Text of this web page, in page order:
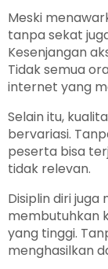
Meski
tanpa sekat
Kesenjangan
Tidak semua
internet yang
Selain itu,
bervariasi.
peserta bisa
tidak relevan.
Disiplin diri
membutuhkan
yang tinggi.
menghasilkan